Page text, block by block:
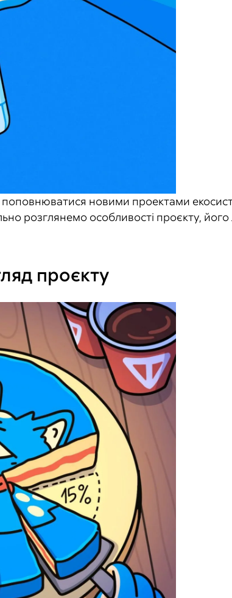
новими проектами
розглянемо особливості проєкту,
проєкту